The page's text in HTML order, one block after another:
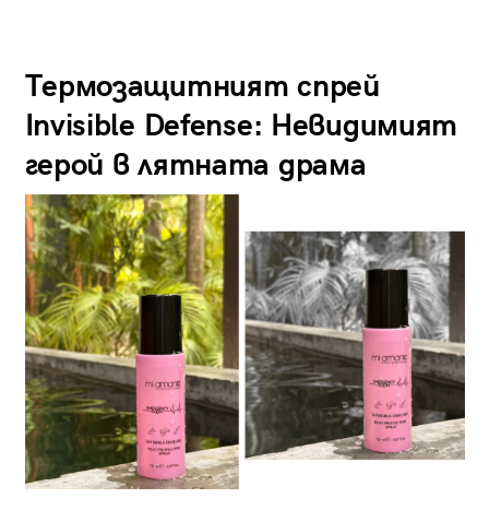
Термозащитният спрей
Invisible Defense: Невидимият
герой в лятната драма